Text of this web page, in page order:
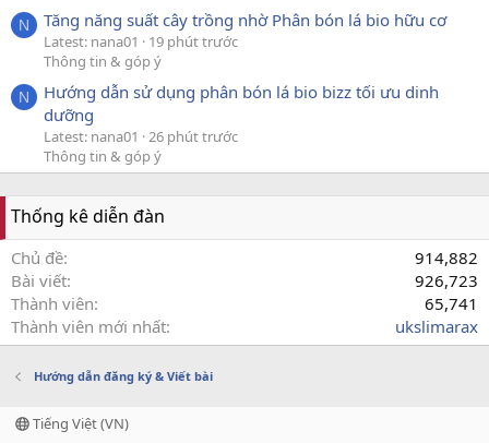
N Tăng năng suất cây trồng nhờ Phân bón lá bio hữu cơ
Latest: nana01
19 phút trước
Thông tin & góp ý
N
Hướng dẫn sử dụng phân bón lá bio bizz tối ưu dinh
dưỡng
Latest: nana01
26 phút trước
Thông tin & góp ý
Thống kê diễn đàn
Chủ đề
914,882
Bài viết
926,723
Thành viên
65,741
Thành viên mới nhất
ukslimarax
Hướng dẫn đăng ký & Viết bài
Tiếng Việt (VN)